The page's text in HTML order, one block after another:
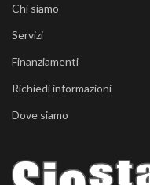
Chi siamo
Servizi
Finanziamenti
Richiedi informazioni
Dove siamo